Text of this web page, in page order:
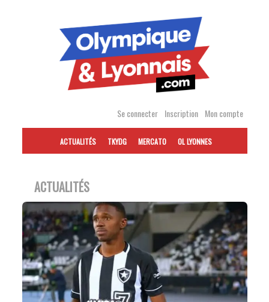
Se connecter Inscription Mon compte
ACTUALITÉS TKYDG MERCATO OL LYONNES
ACTUALITÉS